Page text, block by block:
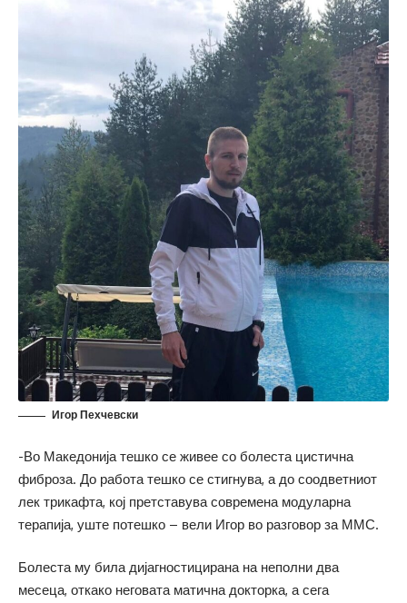
Игор Пехчевски
-Во Македонија тешко се живее со болеста цистична
фиброза. До работа тешко се стигнува, а до соодветниот
лек трикафта, кој претставува современа модуларна
терапија, уште потешко – вели Игор во разговор за ММС.
Болеста му била дијагностицирана на неполни два
месеца, откако неговата матична докторка, а сега